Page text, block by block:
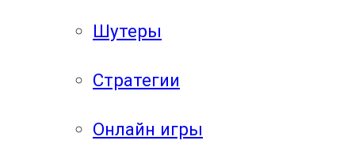
Шутеры
Стратегии
Онлайн игры